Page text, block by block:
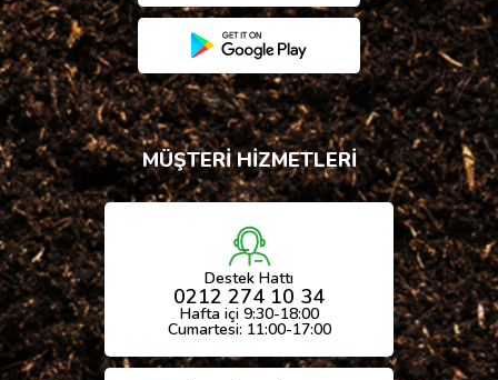
MÜŞTERİ HİZMETLERİ
Destek Hattı
0212 274 10 34
Hafta içi 9:30-18:00
Cumartesi: 11:00-17:00